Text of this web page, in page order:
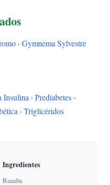
· Gymnema Sylvestre
Insulina · Prediabetes ·
· Triglicéridos
Ingredientes
Banaba